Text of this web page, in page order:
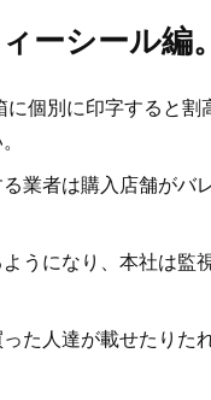
ーシール編。
個別に印字すると割
者は購入店舗がバ
うになり、本社は監
た人達が載せたりた